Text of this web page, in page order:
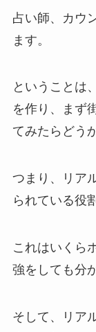
占い師、カウ
ます。
ということは
を作り、まず
てみたらどう
つまり、リア
られている役
これはいくら
強をしても分
そして、リア